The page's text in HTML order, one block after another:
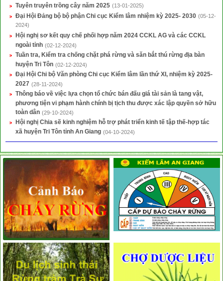
Tuyên truyên trồng cây năm 2025 (13-01-2025)
Đại Hội Đảng bộ bộ phận Chi cục Kiểm lâm nhiệm kỳ 2025- 2030 (05-12-
2024)
Hội nghị sơ kết quy chế phối hợp năm 2024 CCKL AG và các CCKL
ngoài tỉnh (02-12-2024)
Tuần tra, Kiểm tra chống chặt phá rừng và săn bắt thú rừng địa bàn
huyện Tri Tôn (02-12-2024)
Đại Hội Chi bộ Văn phòng Chi cục Kiểm lâm lần thứ XI, nhiệm kỳ 2025-
2027 (28-11-2024)
Thông báo về việc lựa chọn tổ chức bán đấu giá tài sản là tang vật,
phương tiện vi phạm hành chính bị tịch thu được xác lập quyền sở hữu
toàn dân (29-10-2024)
Hội nghị Chia sẽ kinh nghiệm hỗ trợ phát triển kinh tế tập thế-hợp tác
xã huyện Tri Tôn tỉnh An Giang (04-10-2024)